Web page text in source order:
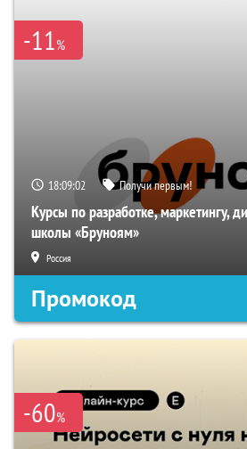
-11%
18:09:01 Получи первым!
Курсы по разработке, маркетингу,
школы «Бруноям»
Россия
Промокод
-60%